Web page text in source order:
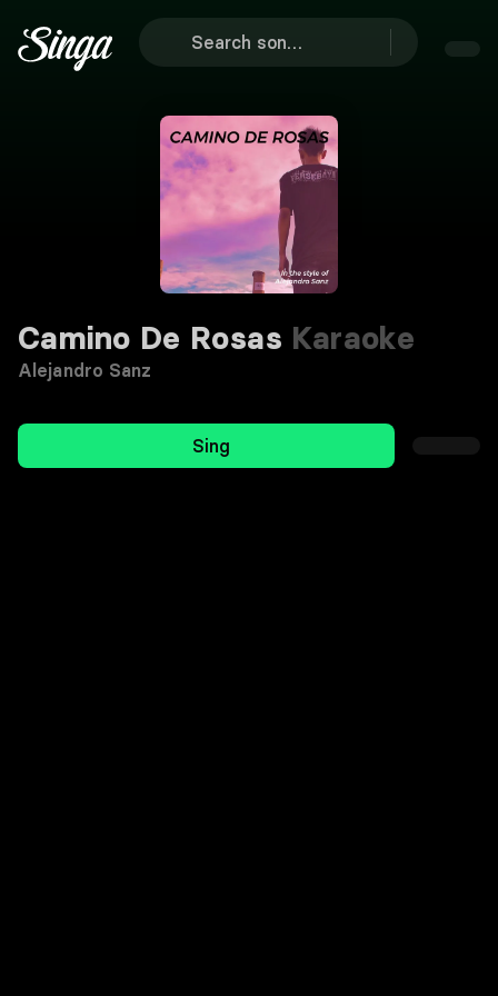
Camino De Rosas Karaoke
Alejandro Sanz
Sing